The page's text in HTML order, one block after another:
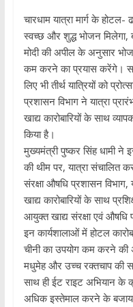
चारधाम यात्रा मार्ग के होटल-
स्वच्छ और शुद्ध भोजन मिलेगा,
मोदी की अपील के अनुसार
कम करने का प्रयास करेंगे।
लिए भी तीर्थ यात्रियों को
प्रशासन विभाग ने यात्रा
खाद्य कारोबारियों के साथ
किया है।
मुख्यमंत्री पुष्कर सिंह धामी ने
की थीम पर, यात्रा संचालित
संरक्षा औषधि प्रशासन
खाद्य कारोबारियों के साथ
आयुक्त खाद्य संरक्षा एवं
इन कार्यशालाओं में होटल
चीनी का उपयोग कम करने
मधुमेह और उच्च रक्तचाप की
साथ ही ईट राइट अभियान के
अधिक इस्तेमाल करने के